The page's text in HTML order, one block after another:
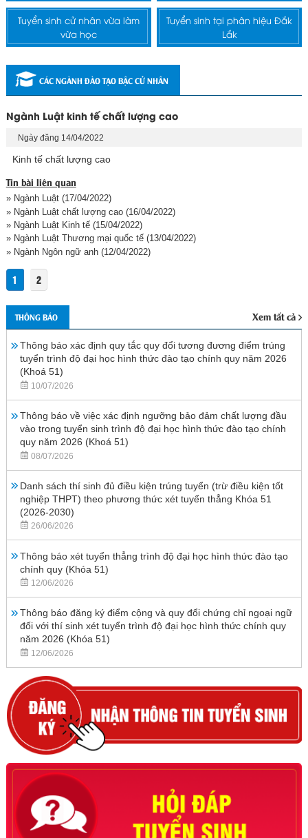
Tuyển sinh cử nhân vừa làm
vừa học
Tuyển sinh tại phân hiệu Đắk
Lắk
CÁC NGÀNH ĐÀO TẠO BẬC CỬ NHÂN
Ngành Luật kinh tế chất lượng cao
Ngày đăng 14/04/2022
Kinh tế chất lượng cao
Tin bài liên quan
» Ngành Luật(17/04/2022)
» Ngành Luật chất lượng cao(16/04/2022)
» Ngành Luật Kinh tế(15/04/2022)
» Ngành Luật Thương mại quốc tế(13/04/2022)
» Ngành Ngôn ngữ anh (12/04/2022)
1 2
THÔNG BÁO Xem tất cả
Thông báo xác định quy tắc quy đổi tương đương điểm trúng
tuyển trình độ đại học hình thức đào tạo chính quy năm 2026
(Khoá 51)
10/07/2026
Thông báo về việc xác định ngưỡng bảo đảm chất lượng đầu
vào trong tuyển sinh trình độ đại học hình thức đào tạo chính
quy năm 2026 (Khoá 51)
08/07/2026
Danh sách thí sinh đủ điều kiện trúng tuyển (trừ điều kiện tốt
nghiệp THPT) theo phương thức xét tuyển thẳng Khóa 51
(2026-2030)
26/06/2026
Thông báo xét tuyển thẳng trình độ đại học hình thức đào tạo
chính quy (Khóa 51)
12/06/2026
Thông báo đăng ký điểm cộng và quy đổi chứng chỉ ngoại ngữ
đối với thí sinh xét tuyển trình độ đại học hình thức chính quy
năm 2026 (Khóa 51)
12/06/2026